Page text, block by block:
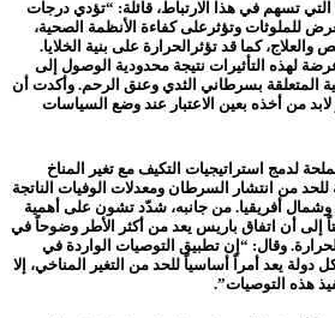
تسهم في هذا الارتباط، قائلة: “تؤدي درجات
للملوثات وتؤثرعلى كفاءة الأنظمة الصحية،
كما قد تؤثرالحرارة على بنية الخلايا.
لهذه التأثيرات نتيجة محدودية الوصول إلى
المتعلقة بسرطاني الثدي وعنق الرحم. وأكدت أن
من أخذه بعين الاعتبار عند وضع السياسات
لدمج استراتيجيات التكيف مع تغير المناخ
من انتشار السرطان ومعدلات الوفيات الناتجة
أفريقيا. من جانبه، شدّد تشون على أهمية
إلى أن اتفاق باريس يعد من أكثر الأطر وضوحاً في
وقال: “إن تطبيق التوصيات الواردة في
يعد أمراً أساسياً للحد من التغير المناخي، إلا
هذه التوصيات”.